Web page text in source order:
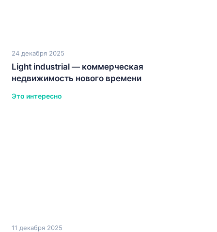
24 декабря 2025
Light industrial — коммерческая
недвижимость нового времени
Это интересно
11 декабря 2025